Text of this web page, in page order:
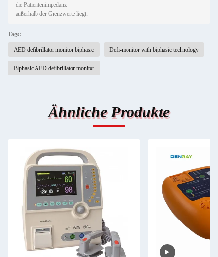
die Patientenimpedanz
außerhalb der Grenzwerte liegt:
Tags:
AED defibrillator monitor biphasic Defi-monitor with biphasic technology
Biphasic AED defibrillator monitor
Ähnliche Produkte